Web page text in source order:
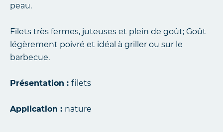
peau.
Filets très fermes, juteuses et plein de goût; Goût
légèrement poivré et idéal à griller ou sur le
barbecue.
Présentation : filets
Application : nature